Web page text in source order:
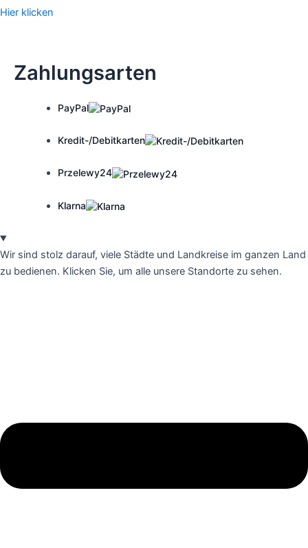
Hier klicken
Zahlungsarten
PayPal
Kredit-/Debitkarten
Przelewy24
Klarna
Wir sind stolz darauf, viele Städte und Landkreise im ganzen Land
zu bedienen. Klicken Sie, um alle unsere Standorte zu sehen.